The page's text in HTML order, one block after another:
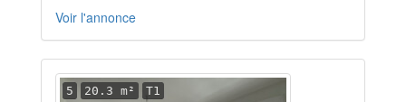
Voir l'annonce
5 20.3 m² T1